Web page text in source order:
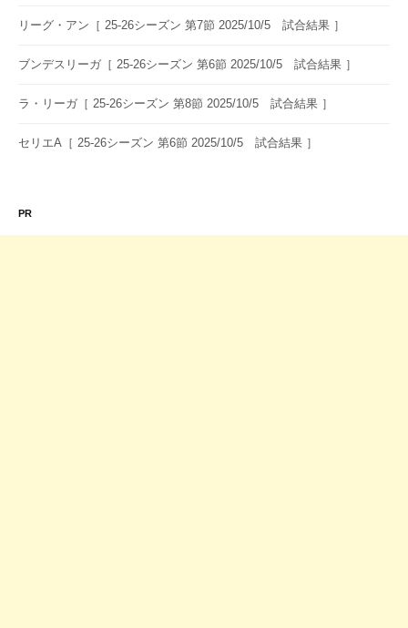
リーグ・アン［ 25-26シーズン 第7節 2025/10/5 試合結果 ］
ブンデスリーガ［ 25-26シーズン 第6節 2025/10/5 試合結果 ］
ラ・リーガ［ 25-26シーズン 第8節 2025/10/5 試合結果 ］
セリエA［ 25-26シーズン 第6節 2025/10/5 試合結果 ］
PR